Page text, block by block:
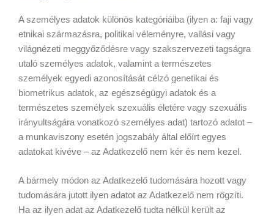
A személyes adatok különös kategóriáiba (ilyen a: faji vagy
etnikai származásra, politikai véleményre, vallási vagy
világnézeti meggyőződésre vagy szakszervezeti tagságra
utaló személyes adatok, valamint a természetes
személyek egyedi azonosítását célzó genetikai és
biometrikus adatok, az egészségügyi adatok és a
természetes személyek szexuális életére vagy szexuális
irányultságára vonatkozó személyes adat) tartozó adatot –
a munkaviszony esetén jogszabály által előírt egyes
adatokat kivéve – az Adatkezelő nem kér és nem kezel.
A bármely módon az Adatkezelő tudomására hozott vagy
tudomására jutott ilyen adatot az Adatkezelő nem rögzíti.
Ha az ilyen adat az Adatkezelő tudta nélkül került az